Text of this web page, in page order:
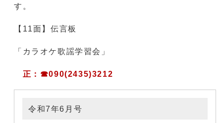
す。
【11面】伝言板
「カラオケ歌謡学習会」
正：☎090(2435)3212
令和7年6月号